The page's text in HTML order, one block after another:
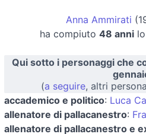
Anna Ammirati
ha compiuto 48 anni
Qui sotto i personaggi che
(a seguire, altri
accademico e politico: Luca
allenatore di pallacanestro:
allenatore di pallacanestro e